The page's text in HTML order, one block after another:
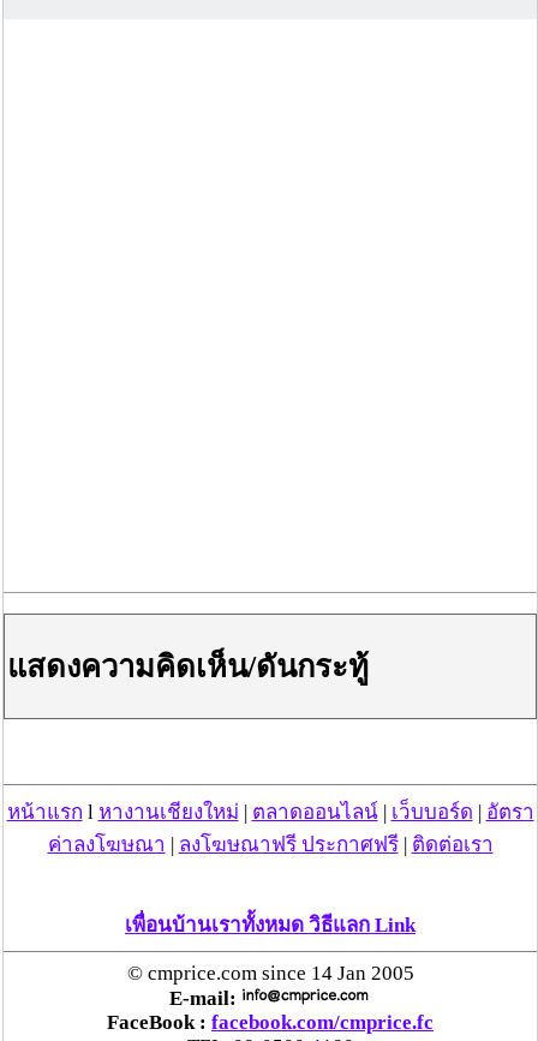
มาตรฐานเสี่ยงอันตราย สั่งห้ามขาย-เตือนภัยผู้
เชียงของ เพื่อดำเนินการตามกฎหมาย พบส่วนใหญ่มี
เอี่ยวแก๊งคอลเซ็นเตอร์
ประเทศ เริ่ม 13 ต.ค. นี้
คพ. เผยผลตรวจคุณภาพน้ำแม่น้ำกก-แม่น้ำสาย-
แม่น้ำรวก-แม่น้ำโขง พื้นที่เชียงใหม่-เชียงราย ครั้งที่
แสดงความคิดเห็น/ดันกระทู้
หน้าแรก l หางานเชียงใหม่ | ตลาดออนไลน์| เว็บบอร์ด | อัตรา
ค่าลงโฆษณา | ลงโฆษณาฟรี ประกาศฟรี| ติดต่อเรา
เพื่อนบ้านเราทั้งหมด วิธีแลก Link
© cmprice.com since 14 Jan 2005
E-mail:
FaceBook : facebook.com/cmprice.fc